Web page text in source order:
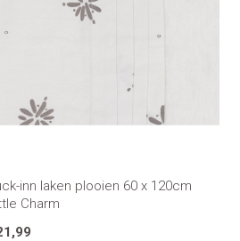
inn laken plooien 60 x 120cm
Charm